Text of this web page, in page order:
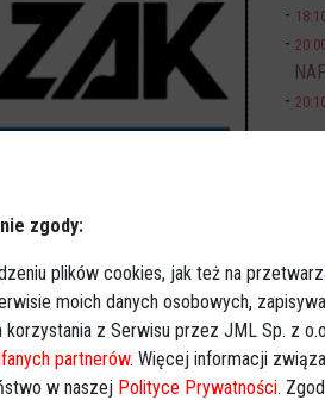
zgody:
plików cookies, jak też na
moich danych osobowych,
z Serwisu przez JML Sp. z
partnerów. Więcej informacji
w naszej Polityce Prywatności.